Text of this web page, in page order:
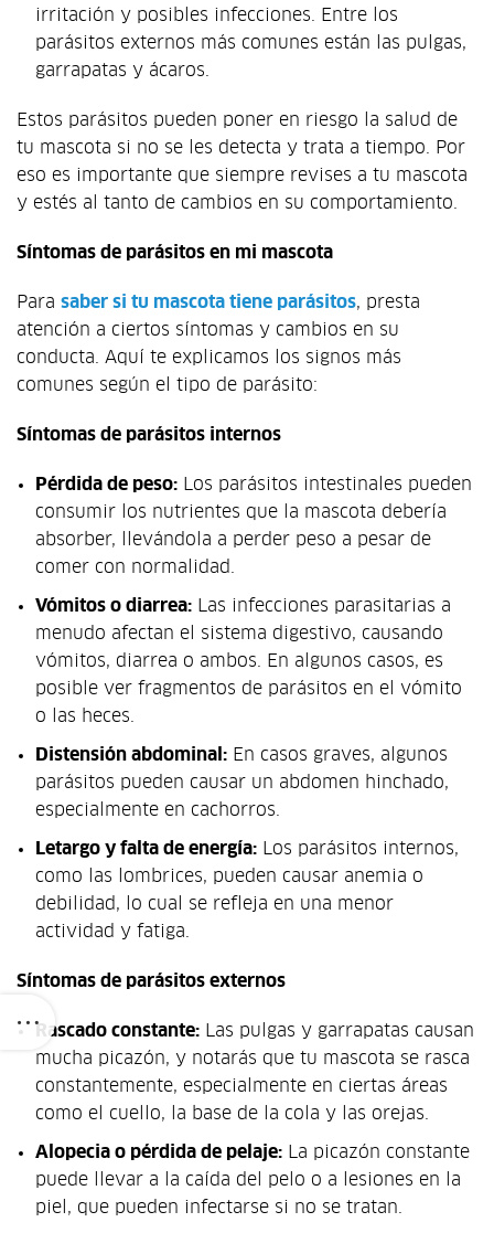
irritación y posibles infecciones. Entre los
parásitos externos más comunes están las pulgas,
garrapatas y ácaros.
Estos parásitos pueden poner en riesgo la salud de
tu mascota si no se les detecta y trata a tiempo. Por
eso es importante que siempre revises a tu mascota
y estés al tanto de cambios en su comportamiento.
Síntomas de parásitos en mi mascota
Para saber si tu mascota tiene parásitos, presta
atención a ciertos síntomas y cambios en su
conducta. Aquí te explicamos los signos más
comunes según el tipo de parásito:
Síntomas de parásitos internos
Pérdida de peso: Los parásitos intestinales pueden
consumir los nutrientes que la mascota debería
absorber, llevándola a perder peso a pesar de
comer con normalidad.
Vómitos o diarrea: Las infecciones parasitarias a
menudo afectan el sistema digestivo, causando
vómitos, diarrea o ambos. En algunos casos, es
posible ver fragmentos de parásitos en el vómito
o las heces.
Distensión abdominal: En casos graves, algunos
parásitos pueden causar un abdomen hinchado,
especialmente en cachorros.
Letargo y falta de energía: Los parásitos internos,
como las lombrices, pueden causar anemia o
debilidad, lo cual se refleja en una menor
actividad y fatiga.
Síntomas de parásitos externos
Rascado constante: Las pulgas y garrapatas causan
mucha picazón, y notarás que tu mascota se rasca
constantemente, especialmente en ciertas áreas
como el cuello, la base de la cola y las orejas.
Alopecia o pérdida de pelaje: La picazón constante
puede llevar a la caída del pelo o a lesiones en la
piel, que pueden infectarse si no se tratan.